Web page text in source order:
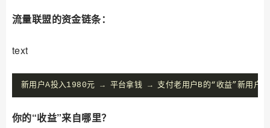
流量联盟的资金链条：
text
新用户A投入1980元 → 平台拿钱 → 支付老用户B的“收益”新用
你的“收益”来自哪里？